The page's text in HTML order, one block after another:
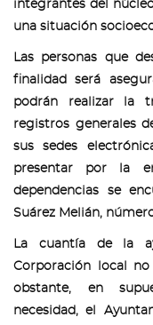
integrantes del
una situación
Las personas que
finalidad será
podrán realizar la
registros generales
sus sedes
presentar por la
dependencias se
Suárez Melián,
La cuantía de la
Corporación local no
obstante, en
necesidad, el